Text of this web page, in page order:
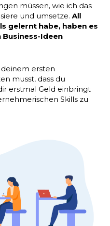
müssen, wie ich das
und umsetze. All
gelernt habe, haben es
Ideen
ersten
musst, dass du
erstmal Geld einbringt
Skills zu